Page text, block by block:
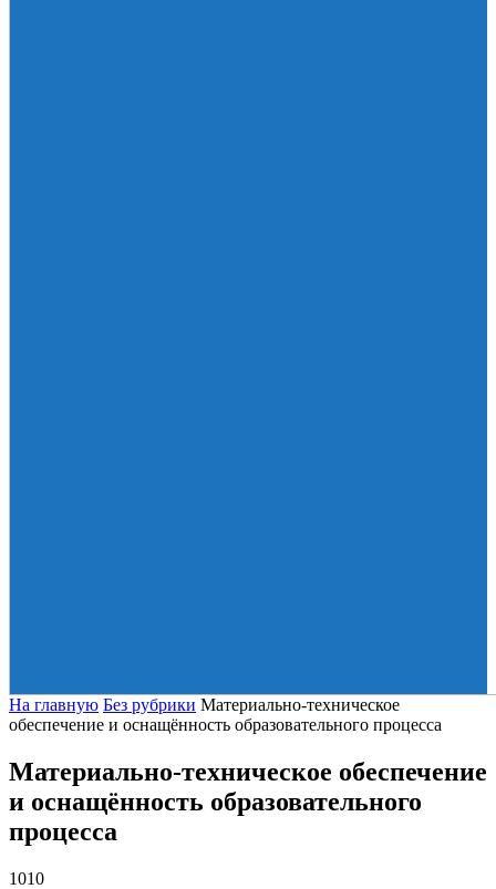
На главную Без рубрики Материально-техническое
обеспечение и оснащённость образовательного процесса
Материально-техническое обеспечение
и оснащённость образовательного
процесса
1010